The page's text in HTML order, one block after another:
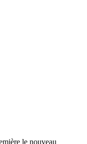
le nouveau